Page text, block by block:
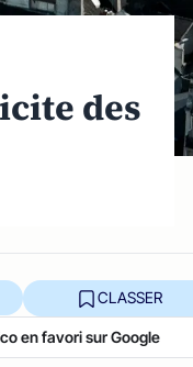
des
CLASSER
en favori sur Google